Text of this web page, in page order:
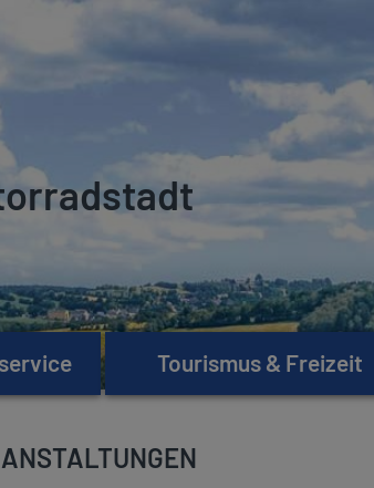
Tourismus & Freizeit